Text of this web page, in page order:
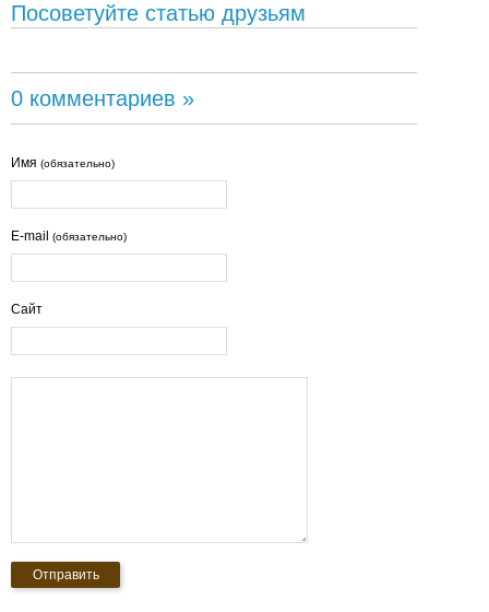
Посоветуйте статью друзьям
0 комментариев »
Имя (обязательно)
E-mail (обязательно)
Сайт